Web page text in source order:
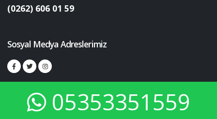
05353351559
(0262) 606 01 59
Sosyal Medya Adreslerimiz